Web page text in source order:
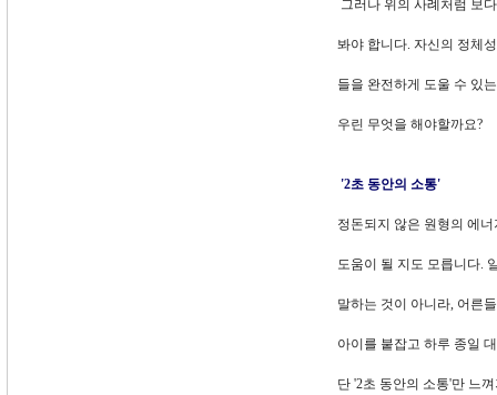
그러나 위의 사례처럼 보
봐야 합니다. 자신의 정체
들을 완전하게 도울 수 있
우린 무엇을 해야할까요?
'2초 동안의 소통'
정돈되지 않은 원형의 에
도움이 될 지도 모릅니다.
말하는 것이 아니라, 어른
아이를 붙잡고 하루 종일
단 '2초 동안의 소통'만 느